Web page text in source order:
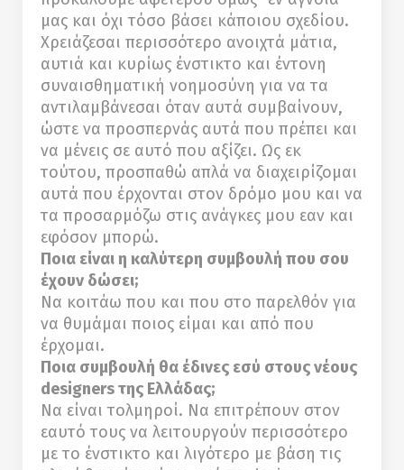
μας και όχι τόσο βάσει κάποιου σχεδίου.
Χρειάζεσαι περισσότερο ανοιχτά μάτια,
αυτιά και κυρίως ένστικτο και έντονη
συναισθηματική νοημοσύνη για να τα
αντιλαμβάνεσαι όταν αυτά συμβαίνουν,
ώστε να προσπερνάς αυτά που πρέπει και
να μένεις σε αυτό που αξίζει. Ως εκ
τούτου, προσπαθώ απλά να διαχειρίζομαι
αυτά που έρχονται στον δρόμο μου και να
τα προσαρμόζω στις ανάγκες μου εαν και
εφόσον μπορώ.
Ποια είναι η καλύτερη συμβουλή που σου
έχουν δώσει;
Να κοιτάω που και που στο παρελθόν για
να θυμάμαι ποιος είμαι και από που
έρχομαι.
Ποια συμβουλή θα έδινες εσύ στους νέους
designers της Ελλάδας;
Να είναι τολμηροί. Να επιτρέπουν στον
εαυτό τους να λειτουργούν περισσότερο
με το ένστικτο και λιγότερο με βάση τις